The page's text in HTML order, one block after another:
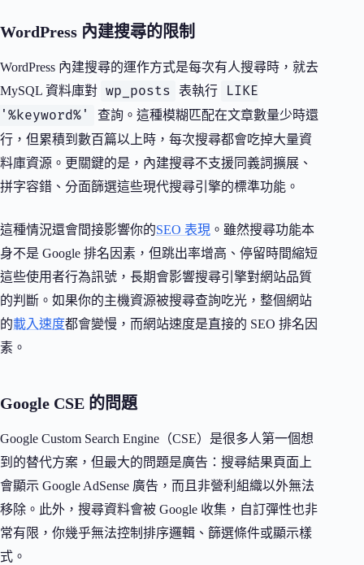
WordPress 內建搜尋的限制
WordPress 內建搜尋的運作方式是每次有人搜尋時，就去
MySQL 資料庫對 wp_posts 表執行
LIKE
'%keyword%'
查詢。這種模糊匹配在文章數量少時還
行，但累積到數百篇以上時，每次搜尋都會吃掉大量資
料庫資源。更關鍵的是，內建搜尋不支援同義詞擴展、
拼字容錯、分面篩選這些現代搜尋引擎的標準功能。
這種情況還會間接影響你的SEO 表現 。雖然搜尋功能本
身不是 Google 排名因素，但跳出率增高、停留時間縮短
這些使用者行為訊號，長期會影響搜尋引擎對網站品質
的判斷。如果你的主機資源被搜尋查詢吃光，整個網站
的載入速度都會變慢，而網站速度是直接的 SEO 排名因
素。
Google CSE 的問題
Google Custom Search Engine（CSE）是很多人第一個想
到的替代方案，但最大的問題是廣告：搜尋結果頁面上
會顯示 Google AdSense 廣告，而且非營利組織以外無法
移除。此外，搜尋資料會被 Google 收集，自訂彈性也非
常有限，你幾乎無法控制排序邏輯、篩選條件或顯示樣
式。